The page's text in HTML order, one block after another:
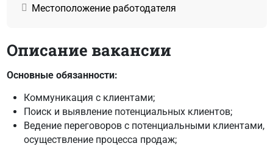
Местоположение работодателя
Описание вакансии
Основные обязанности:
Коммуникация с клиентами;
Поиск и выявление потенциальных клиентов;
Ведение переговоров с потенциальными клиентами,
осуществление процесса продаж;